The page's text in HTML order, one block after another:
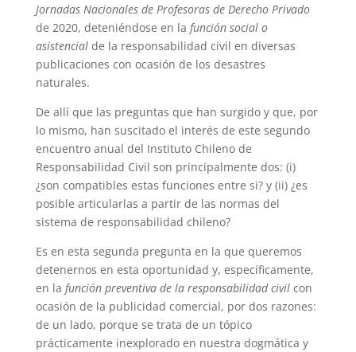
Jornadas Nacionales de Profesoras de Derecho Privado
de 2020, deteniéndose en la función social o
asistencialde la responsabilidad civil en diversas
publicaciones con ocasión de los desastres
naturales.
De allí que las preguntas que han surgido y que, por
lo mismo, han suscitado el interés de este segundo
encuentro anual del Instituto Chileno de
Responsabilidad Civil son principalmente dos: (i)
¿son compatibles estas funciones entre si? y (ii) ¿es
posible articularlas a partir de las normas del
sistema de responsabilidad chileno?
Es en esta segunda pregunta en la que queremos
detenernos en esta oportunidad y, específicamente,
en la función preventiva de la responsabilidad civilcon
ocasión de la publicidad comercial, por dos razones:
de un lado, porque se trata de un tópico
prácticamente inexplorado en nuestra dogmática y